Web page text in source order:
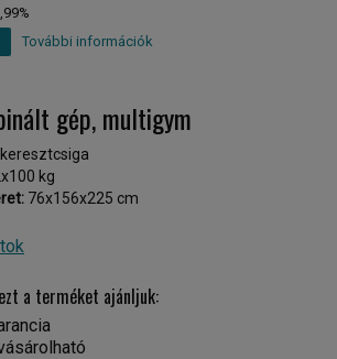
További információk
gép, multigym
keresztcsiga
kg
76x156x225 cm
a terméket ajánljuk: